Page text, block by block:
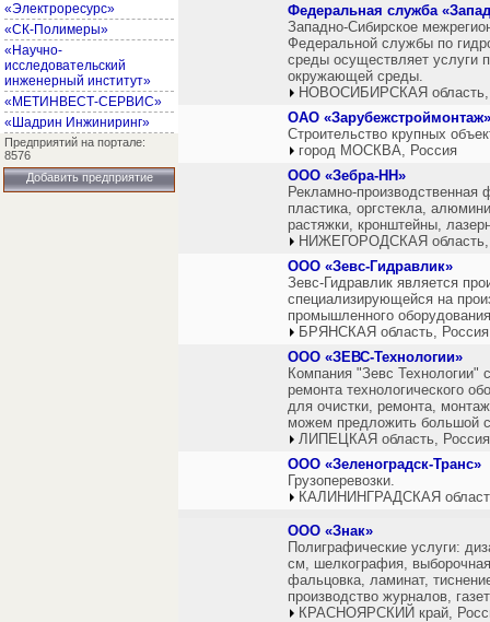
«Электроресурс»
«СК-Полимеры»
«Научно-
исследовательский
инженерный институт»
«МЕТИНВЕСТ-СЕРВИС»
«Шадрин Инжиниринг»
Предприятий на портале:
8576
Добавить предприятие
Федеральная служба
Западно-Сибирское
Федеральной службы по
среды осуществляет услуги
окружающей среды.
НОВОСИБИРСКАЯ область,
ОАО «Зарубежстроймонтаж»
Строительство крупных
город МОСКВА, Россия
ООО «Зебра-НН»
Рекламно-производственная
пластика, оргстекла,
растяжки, кронштейны,
НИЖЕГОРОДСКАЯ область,
ООО «Зевс-Гидравлик»
Зевс-Гидравлик является
специализирующейся на
промышленного
БРЯНСКАЯ область, Россия
ООО «ЗЕВС-Технологии»
Компания "Зевс Технологии"
ремонта технологического
для очистки, ремонта,
можем предложить большой
ЛИПЕЦКАЯ область, Россия
ООО «Зеленоградск-Транс»
Грузоперевозки.
КАЛИНИНГРАДСКАЯ
ООО «Знак»
Полиграфические услуги:
см, шелкография,
фальцовка, ламинат,
производство журналов,
КРАСНОЯРСКИЙ край,